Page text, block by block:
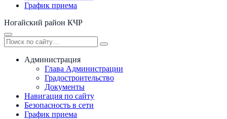
График приема
Ногайский район КЧР
Администрация
Глава Администрации
Градостроительство
Документы
Навигация по сайту
Безопасность в сети
График приема